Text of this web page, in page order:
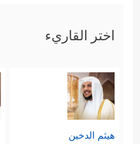
اختر القاريء
هيثم الدخين